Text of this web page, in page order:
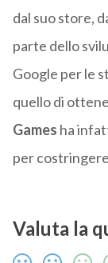
dal suo store,
parte dello
Google per le
quello di
Games ha
per
Valuta la